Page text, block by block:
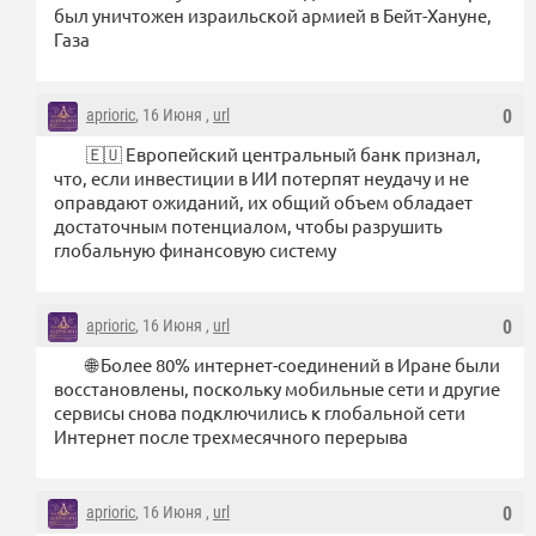
был уничтожен израильской армией в Бейт-Хануне,
Газа
0
aprioric, 16 Июня , url
🇪🇺 Европейский центральный банк признал,
что, если инвестиции в ИИ потерпят неудачу и не
оправдают ожиданий, их общий объем обладает
достаточным потенциалом, чтобы разрушить
глобальную финансовую систему
0
aprioric, 16 Июня , url
🌐 Более 80% интернет-соединений в Иране были
восстановлены, поскольку мобильные сети и другие
сервисы снова подключились к глобальной сети
Интернет после трехмесячного перерыва
0
aprioric, 16 Июня , url